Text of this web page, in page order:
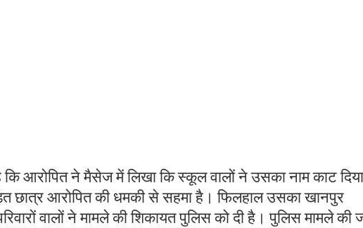
आरोपित ने मैसेज में लिखा कि स्कूल वालों ने उसका नाम काट
छात्र आरोपित की धमकी से सहमा है। फिलहाल उसका खानपुर
वालों ने मामले की शिकायत पुलिस को दी है। पुलिस मामले की